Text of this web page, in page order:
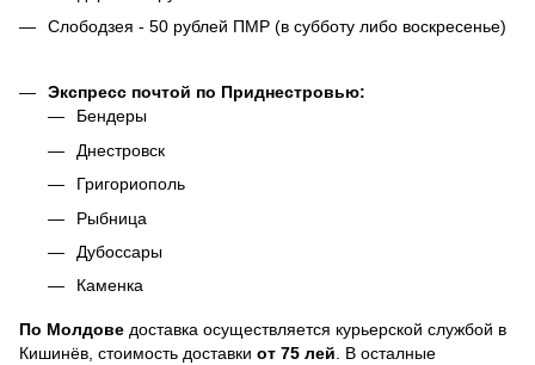
Слободзея - 50 рублей ПМР (в субботу либо воскресенье)
Экспресс почтой по Приднестровью:
Бендеры
Днестровск
Григориополь
Рыбница
Дубоссары
Каменка
По Молдове доставка осуществляется курьерской службой в
Кишинёв, стоимость доставки от 75 лей . В осталные